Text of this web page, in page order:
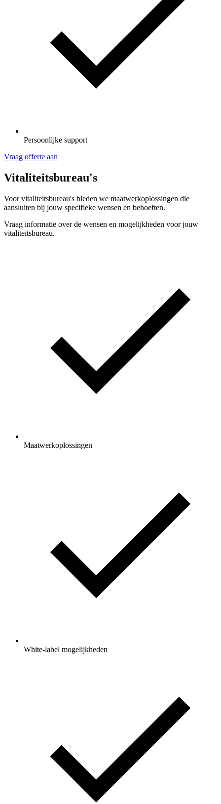
Persoonlijke support
Vraag offerte aan
Vitaliteitsbureau's
Voor vitaliteitsbureau's bieden we maatwerkoplossingen die
aansluiten bij jouw specifieke wensen en behoeften.
Vraag informatie over de wensen en mogelijkheden voor jouw
vitaliteitsbureau.
Maatwerkoplossingen
White-label mogelijkheden